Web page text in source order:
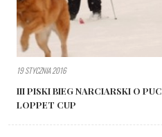
19 STYCZNIA 2016
III PISKI BIEG NARCIARSKI O
LOPPET CUP